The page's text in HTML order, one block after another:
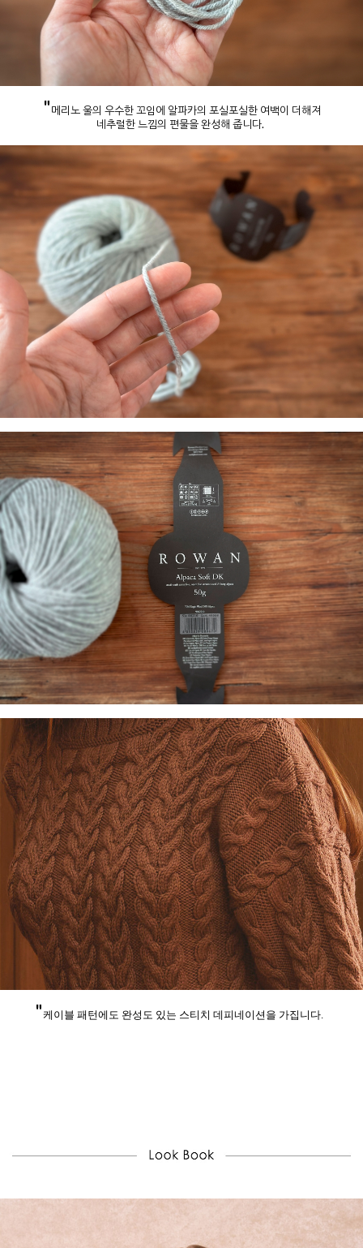
"메리노 울의 우수한 꼬임에 알파카의 포실포실한 여백이 더해져
네추럴한 느낌의 편물을 완성해 줍니다.
"케이블 패턴에도 완성도 있는 스티치 데피네이션을 가집니다.